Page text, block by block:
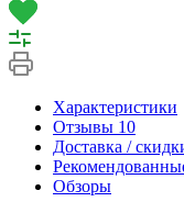
Характеристики
Отзывы 10
Доставка /
Обзоры